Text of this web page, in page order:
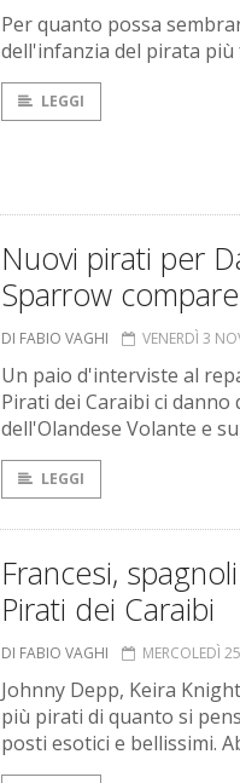
Per quanto possa
dell'infanzia del pirata
LEGGI
Nuovi pirati per
Sparrow
DI FABIO VAGHI VENERDÌ 3
Un paio d'interviste al
Pirati dei Caraibi ci
dell'Olandese Volante e
LEGGI
Francesi,
Pirati dei Caraibi
DI FABIO VAGHI MERCOLEDÌ
Johnny Depp, Keira
più pirati di quanto si
posti esotici e bellissimi.